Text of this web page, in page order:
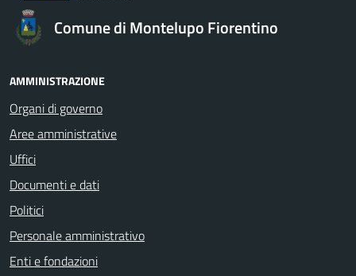
Comune di Montelupo Fiorentino
AMMINISTRAZIONE
Organi di governo
Aree amministrative
Uffici
Documenti e dati
Politici
Personale amministrativo
Enti e fondazioni